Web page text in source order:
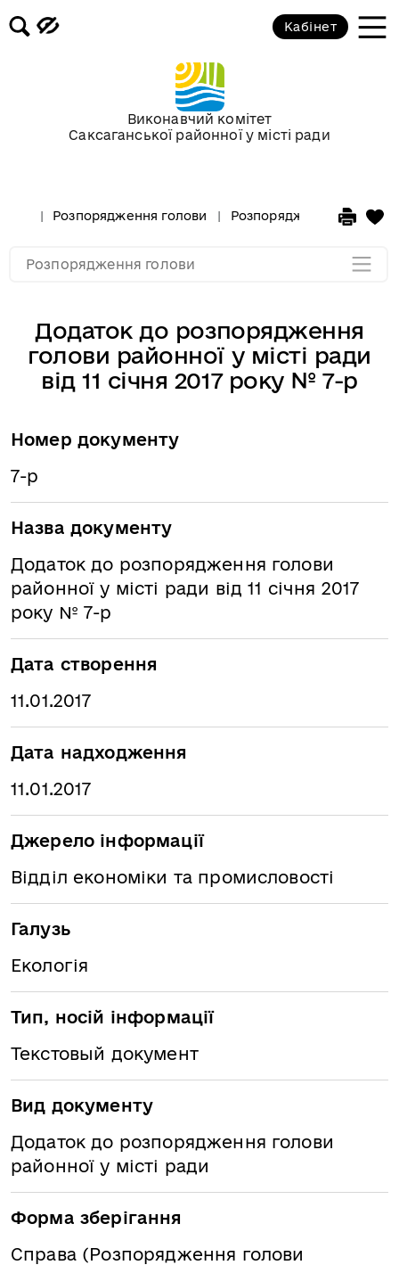
Виконавчий комітет
Саксаганської районної у місті ради
Кабінет
Розпорядження голови Розпорядження голови
Додаток до розпорядження
голови районної у місті ради
від 11 січня 2017 року № 7-р
Номер документу
7-р
Назва документу
Додаток до розпорядження голови
районної у місті ради від 11 січня 2017
року № 7-р
Дата створення
11.01.2017
Дата надходження
11.01.2017
Джерело інформації
Відділ економіки та промисловості
Галузь
Екологія
Тип, носій інформації
Текстовый документ
Вид документу
Додаток до розпорядження голови
районної у місті ради
Форма зберігання
Справа (Розпорядження голови
Розпорядження голови
Розпорядження голови за лютий
Розпорядження голови за
січень 2017 року